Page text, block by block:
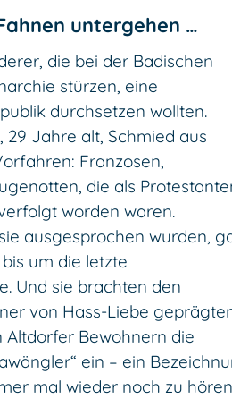
untergehen …
die bei der Badischen
stürzen, eine
durchsetzen wollten.
29 Jahre alt, Schmied aus
Franzosen,
die als
worden waren.
ausgesprochen wurden,
um die letzte
Und sie brachten den
von Hass-Liebe
Altdorfer Bewohnern die
ein – ein
mal wieder noch zu